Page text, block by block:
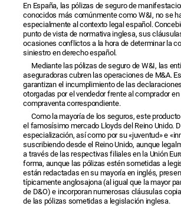
En España, las pólizas de seguro de
conocidos más comúnmente como W&I, no se
especialmente al contexto legal español.
punto de vista de normativa inglesa, sus
ocasiones conflictos a la hora de determinar la
siniestro en derecho español.
Mediante las pólizas de seguro de W&I, las
aseguradoras cubren las operaciones de M&A.
garantizan el incumplimiento de las
otorgadas por el vendedor frente al comprador
compraventa correspondiente.
Como la mayoría de los seguros, este
el famosísimo mercado Lloyds del Reino Unido.
especialización, así como por su «juventud» e
suscribiendo desde el Reino Unido, aunque
a través de las respectivas filiales en la Unión
forma, aunque las pólizas estén sometidas a
están redactadas en su mayoría en inglés,
típicamente anglosajona (al igual que la mayor
de D&O) e incorporan numerosas cláusulas
de las pólizas sometidas a legislación inglesa.